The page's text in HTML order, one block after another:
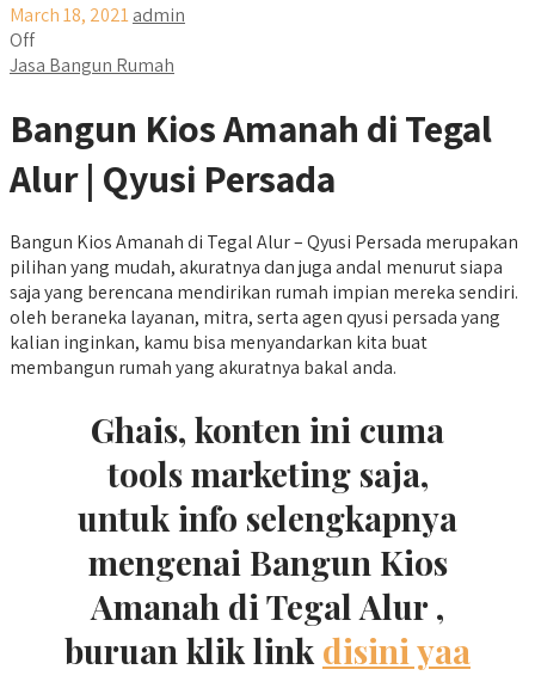
March 18, 2021admin
Off
Jasa Bangun Rumah
Bangun Kios Amanah di Tegal
Alur | Qyusi Persada
Bangun Kios Amanah di Tegal Alur – Qyusi Persada merupakan
pilihan yang mudah, akuratnya dan juga andal menurut siapa
saja yang berencana mendirikan rumah impian mereka sendiri.
oleh beraneka layanan, mitra, serta agen qyusi persada yang
kalian inginkan, kamu bisa menyandarkan kita buat
membangun rumah yang akuratnya bakal anda.
Ghais, konten ini cuma
tools marketing saja,
untuk info selengkapnya
mengenai Bangun Kios
Amanah di Tegal Alur ,
buruan klik link disini yaa